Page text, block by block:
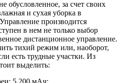
обусловленное, за счет своих
и сухая уборка в
производится
в нем не только выбор
дистанционное управление.
тихий режим или, наоборот,
есть трудные участки. Из
выделить:
5.200 мАч;